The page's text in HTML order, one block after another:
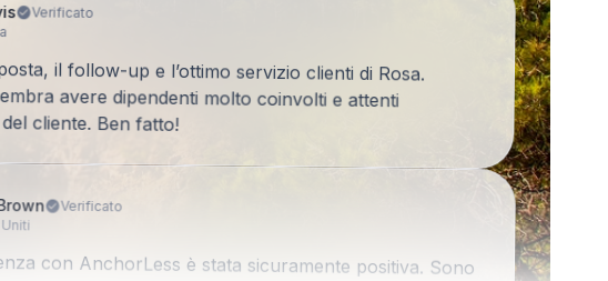
Verificato
il follow-up e l’ottimo servizio clienti di Rosa.
avere dipendenti molto coinvolti e attenti
cliente. Ben fatto!
Verificato
con AnchorLess è stata sicuramente positiva. Sono
ad aiutarmi quando non riuscivo a risolvere le